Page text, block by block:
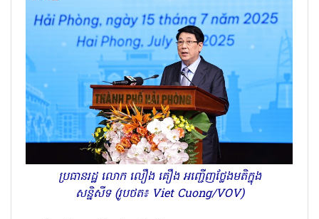
ប្រធានរដ្ឋ លោក លឿង គឿង អញ្ជើញថ្លែងមតិក្នុង
សន្និសីទ (រូបថត៖ Viet Cuong/VOV)